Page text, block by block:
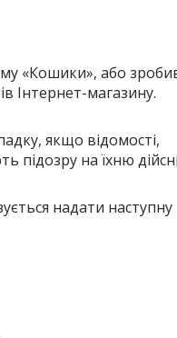
«Кошики», або
Інтернет-магазину.
якщо відомості,
на їхню
надати наступну